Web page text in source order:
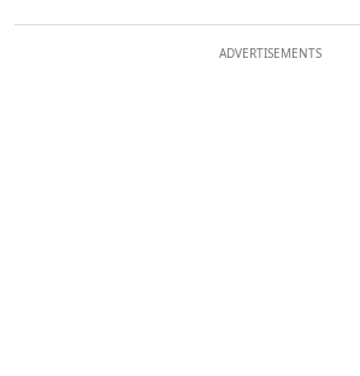
ADVERTISEMENTS